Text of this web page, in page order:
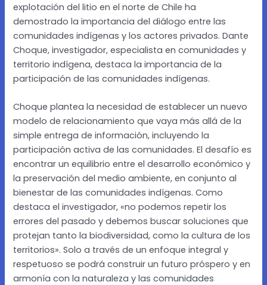
explotación del litio en el norte de Chile ha
demostrado la importancia del diálogo entre las
comunidades indígenas y los actores privados. Dante
Choque, investigador, especialista en comunidades y
territorio indígena, destaca la importancia de la
participación de las comunidades indígenas.
Choque plantea la necesidad de establecer un nuevo
modelo de relacionamiento que vaya más allá de la
simple entrega de información, incluyendo la
participación activa de las comunidades. El desafío es
encontrar un equilibrio entre el desarrollo económico y
la preservación del medio ambiente, en conjunto al
bienestar de las comunidades indígenas. Como
destaca el investigador, «no podemos repetir los
errores del pasado y debemos buscar soluciones que
protejan tanto la biodiversidad, como la cultura de los
territorios». Solo a través de un enfoque integral y
respetuoso se podrá construir un futuro próspero y en
armonía con la naturaleza y las comunidades